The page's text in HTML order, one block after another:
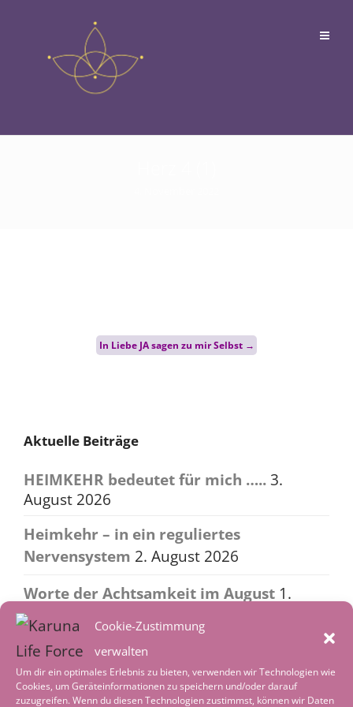
Cookie-Zustimmung
verwalten
Um dir ein optimales Erlebnis zu bieten, verwenden wir Technologien wie
Cookies, um Geräteinformationen zu speichern und/oder darauf
zuzugreifen. Wenn du diesen Technologien zustimmst, können wir Daten
navigation
In Liebe JA sagen zu mir Selbst →
Aktuelle Beiträge
HEIMKEHR bedeutet für mich …..3.
August 2026
Heimkehr – in ein reguliertes
Nervensystem 2. August 2026
Worte der Achtsamkeit im August 1.
August 2026
Tiefenentspannung – wenn die Welt leise
wird 4. Juli 2026